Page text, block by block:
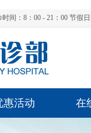
时间：8：00 - 21：00 节假
惠活动 在